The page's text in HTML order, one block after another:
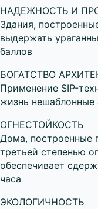
НАДЕЖНОСТЬ И
Здания,
выдержать
баллов
БОГАТСТВО
Применение SIP-
жизнь нешаблонные
ОГНЕСТОЙКОСТЬ
Дома, построенные
третьей степенью
обеспечивает
часа
ЭКОЛОГИЧНОСТЬ